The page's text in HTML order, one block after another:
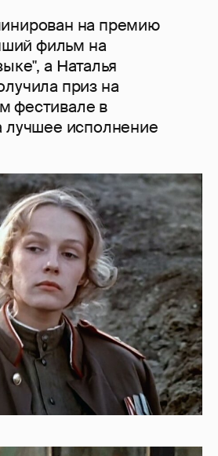
на премию
фильм на
а Наталья
приз на
фестивале в
лучшее исполнение